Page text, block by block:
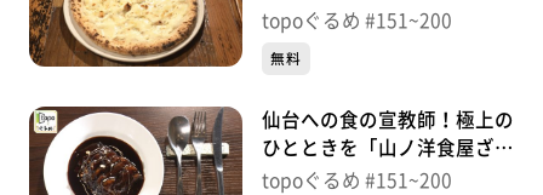
※特典をご利用の際は、topoにログインをしてトップ
画面をご注文の前にお店の方にお見せください。
「定額見放題会員」を提示）
※紹介した店舗情報は変更している場合があります。
※紹介した商品は取り扱いが終了している場合がありま
「Pizza&cafe Bird」（若林
め】
topoぐるめ #151~200
無料
仙台への食の宣教師！極上の
ひとときを「山ノ洋食屋ざび
える」（青葉区川内三十人
topoぐるめ #151~200